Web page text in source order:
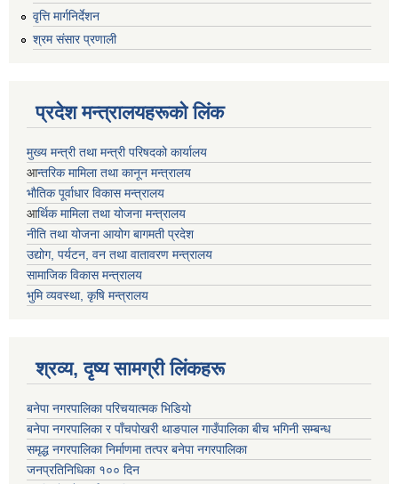
वृत्ति मार्गनिर्देशन
श्रम संसार प्रणाली
प्रदेश मन्त्रालयहरूको लिंक
मुख्य मन्त्री तथा मन्त्री परिषदको कार्यालय
आन्तरिक मामिला तथा कानून मन्त्रालय
भाैतिक पूर्वाधार विकास मन्त्रालय
आर्थिक मामिला तथा योजना मन्त्रालय
नीति तथा योजना आयोग बागमती प्रदेश
उद्योग, पर्यटन, वन तथा वातावरण मन्त्रालय
सामाजिक विकास मन्त्रालय
भुमि व्यवस्था, कृषि मन्त्रालय
श्रव्य, दृष्य सामग्री लिंकहरू
बनेपा नगरपालिका परिचयात्मक भिडियो
बनेपा नगरपालिका र पाँचपोखरी थाङपाल गाउँपालिका बीच भगिनी सम्बन्ध
समृद्ध नगरपालिका निर्माणमा तत्पर बनेपा नगरपालिका
जनप्रतिनिधिका १०० दिन